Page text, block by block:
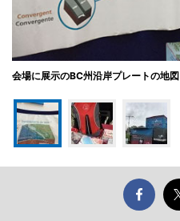
会場に展示のBC州沿岸プレートの地図